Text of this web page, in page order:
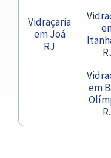
Vidraçaria
em Joá
RJ
em